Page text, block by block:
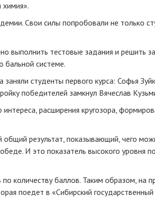
химия».
Свои силы попробовали не только
тестовые задания и решить
бальной системе.
студенты первого курса: Софья
победителей замкнул Вячеслав
расширения кругозора,
результат, показывающий, чего
И это показатель высокого уровня
количеству баллов. Таким образом, на
поедет в «Сибирский государственный